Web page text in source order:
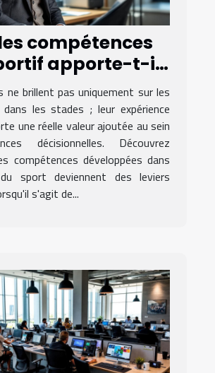
compétences
apporte-t-il
table de conseil ?
ne brillent pas uniquement sur les
les stades ; leur expérience
une réelle valeur ajoutée au sein
décisionnelles. Découvrez
compétences développées dans
sport deviennent des leviers
s'agit de...